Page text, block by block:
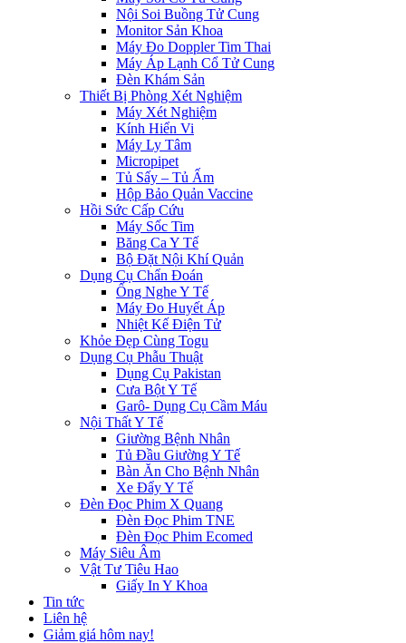
Nội Soi Buồng Tử Cung
Monitor Sản Khoa
Máy Đo Doppler Tim Thai
Máy Áp Lạnh Cổ Tử Cung
Đèn Khám Sản
Thiết Bị Phòng Xét Nghiệm
Máy Xét Nghiệm
Kính Hiển Vi
Máy Ly Tâm
Micropipet
Tủ Sấy – Tủ Ấm
Hộp Bảo Quản Vaccine
Hồi Sức Cấp Cứu
Máy Sốc Tim
Băng Ca Y Tế
Bộ Đặt Nội Khí Quản
Dụng Cụ Chẩn Đoán
Ống Nghe Y Tế
Máy Đo Huyết Áp
Nhiệt Kế Điện Tử
Khỏe Đẹp Cùng Togu
Dụng Cụ Phẫu Thuật
Dụng Cụ Pakistan
Cưa Bột Y Tế
Garô- Dụng Cụ Cầm Máu
Nội Thất Y Tế
Giường Bệnh Nhân
Tủ Đầu Giường Y Tế
Bàn Ăn Cho Bệnh Nhân
Xe Đẩy Y Tế
Đèn Đọc Phim X Quang
Đèn Đọc Phim TNE
Đèn Đọc Phim Ecomed
Máy Siêu Âm
Vật Tư Tiêu Hao
Giấy In Y Khoa
Tin tức
Liên hệ
Giảm giá hôm nay!